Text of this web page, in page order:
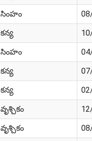
సింహం
కన్య
సింహం
కన్య
కన్య
వృశ్చికం
వృశ్చికం